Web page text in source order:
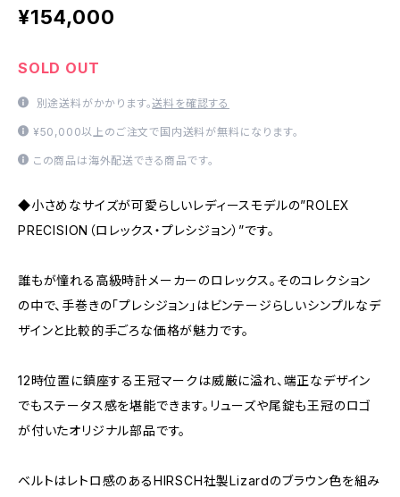
¥154,000
SOLD OUT
別途送料がかかります。送料を確認する
¥50,000以上のご注文で国内送料が無料になります。
この商品は海外配送できる商品です。
◆小さめなサイズが可愛らしいレディースモデルの”ROLEX
PRECISION（ロレックス・プレシジョン）”です。
誰もが憧れる高級時計メーカーのロレックス。そのコレクション
の中で、手巻きの「プレシジョン」はビンテージらしいシンプルなデ
ザインと比較的手ごろな価格が魅力です。
12時位置に鎮座する王冠マークは威厳に溢れ、端正なデザイン
でもステータス感を堪能できます。リューズや尾錠も王冠のロゴ
が付いたオリジナル部品です。
ベルトはレトロ感のあるHIRSCH社製Lizardのブラウン色を組み